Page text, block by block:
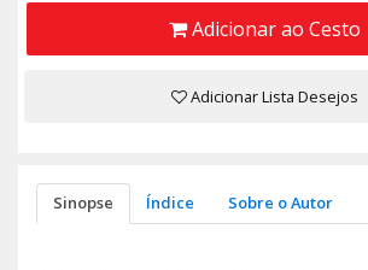
Adicionar ao Cesto
Adicionar Lista Desejos
Sinopse Índice Sobre o Autor